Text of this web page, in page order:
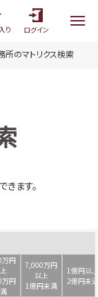
り
ログイン
のマトリクス検索
ます。
円
円
7,000万円
以上
1億円未満
1億円以上
2億円未満